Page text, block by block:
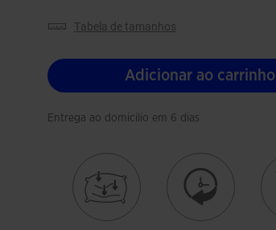
tabela de tamanhos
Adicionar ao carrinho
Entrega ao domicílio em 6 dias